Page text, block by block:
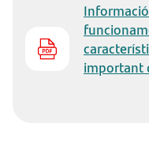
important